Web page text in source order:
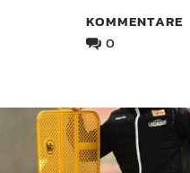
KOMMENTARE
0